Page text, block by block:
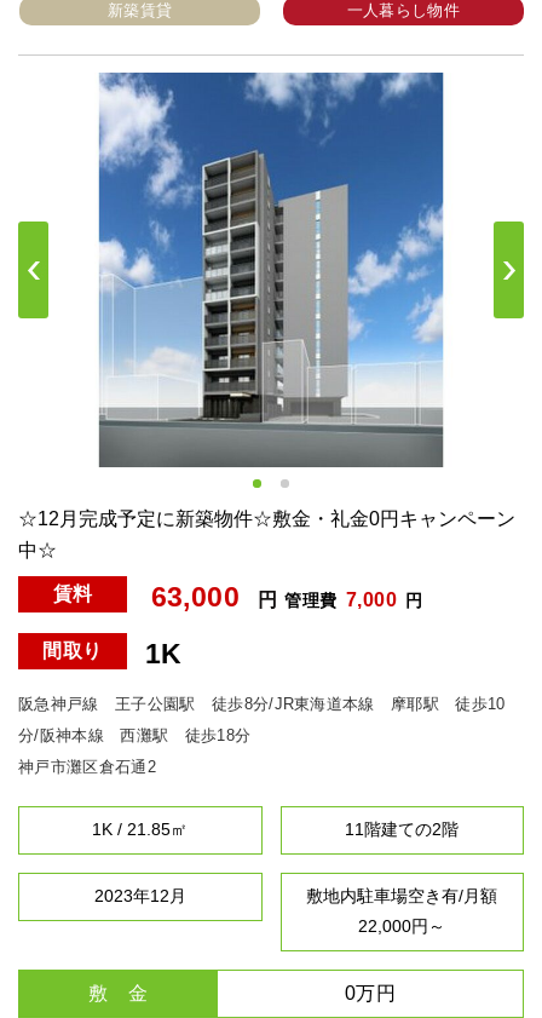
新築賃貸 一人暮らし物件
☆12月完成予定に新築物件☆敷金・礼金0円キャンペーン
中☆
賃料 63,000 円 管理費 7,000 円
間取り 1K
阪急神戸線 王子公園駅 徒歩8分/JR東海道本線 摩耶駅 徒歩10
分/阪神本線 西灘駅 徒歩18分
神戸市灘区倉石通2
1K / 21.85㎡ 11階建ての2階
2023年12月
敷地内駐車場空き有/月額
22,000円～
敷 金 0万円